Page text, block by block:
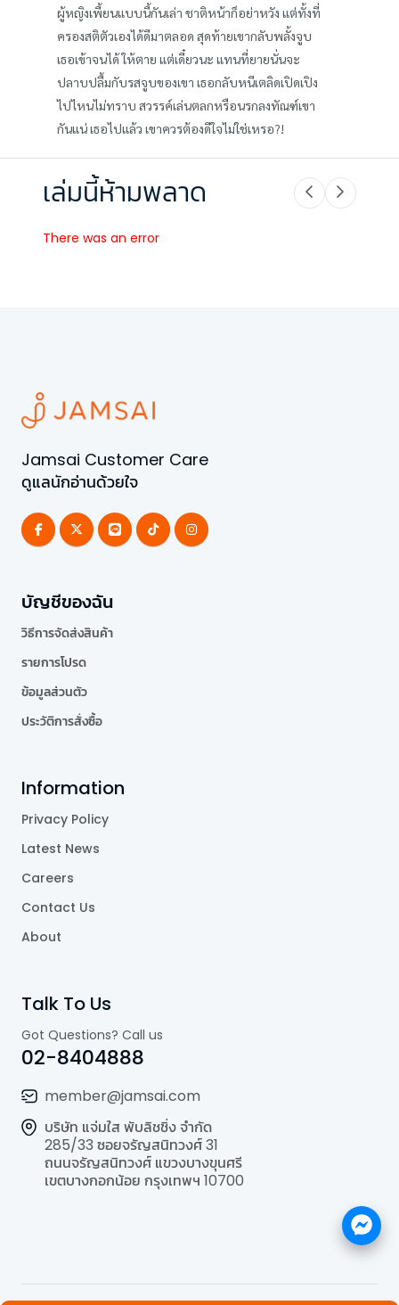
ผู้หญิงเพี้ยนแบบนี้กันเล่า ชาติหน้าก็อย่าหวัง แต่ทั้งที่
ครองสติตัวเองได้ดีมาตลอด สุดท้ายเขากลับพลั้งจูบ
เธอเข้าจนได้ ให้ตาย แต่เดี๋ยวนะ แทนที่ยายนั่นจะ
ปลาบปลื้มกับรสจูบของเขา เธอกลับหนีเตลิดเปิดเปิง
ไปไหนไม่ทราบ สวรรค์เล่นตลกหรือนรกลงทัณฑ์เขา
กันแน่ เธอไปแล้ว เขาควรต้องดีใจไม่ใช่เหรอ?!
เล่มนี้ห้ามพลาด
There was an error
Jamsai Customer Care
ดูแลนักอ่านด้วยใจ
บัญชีของฉัน
วิธีการจัดส่งสินค้า
รายการโปรด
ข้อมูลส่วนตัว
ประวัติการสั่งซื้อ
Information
Privacy Policy
Latest News
Careers
Contact Us
About
Talk To Us
Got Questions? Call us
02-8404888
member@jamsai.com
บริษัท แจ่มใส พับลิชชิ่ง จำกัด
285/33 ซอยจรัญสนิทวงศ์ 31
ถนนจรัญสนิทวงศ์ แขวงบางขุนศรี
เขตบางกอกน้อย กรุงเทพฯ 10700